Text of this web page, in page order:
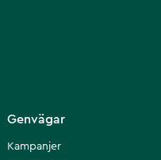
Genvägar
Kampanjer